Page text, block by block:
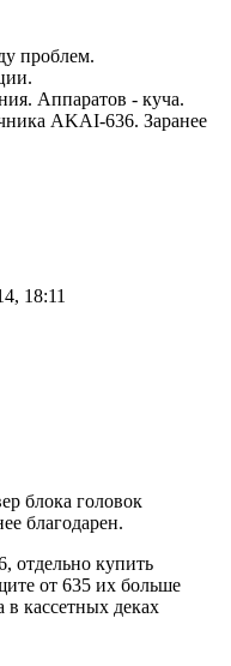
проблем.
Аппаратов - куча.
AKAI-636. Заранее
18:11
блока головок
благодарен.
отдельно купить
от 635 их больше
кассетных деках